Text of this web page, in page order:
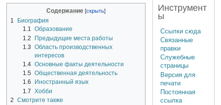
Содержание
1
Биография
1.1 Образование
1.2
Предыдущие места работы
1.3 Область производственных
интересов
1.4 Основные факты деятельности
1.5 Общественная деятельность
1.6
Иностранный язык
1.7 Хобби
2
Смотрите также
Инструмент
ы
Ссылки сюда
Связанные
правки
Служебные
страницы
Версия для
печати
Постоянная
ссылка